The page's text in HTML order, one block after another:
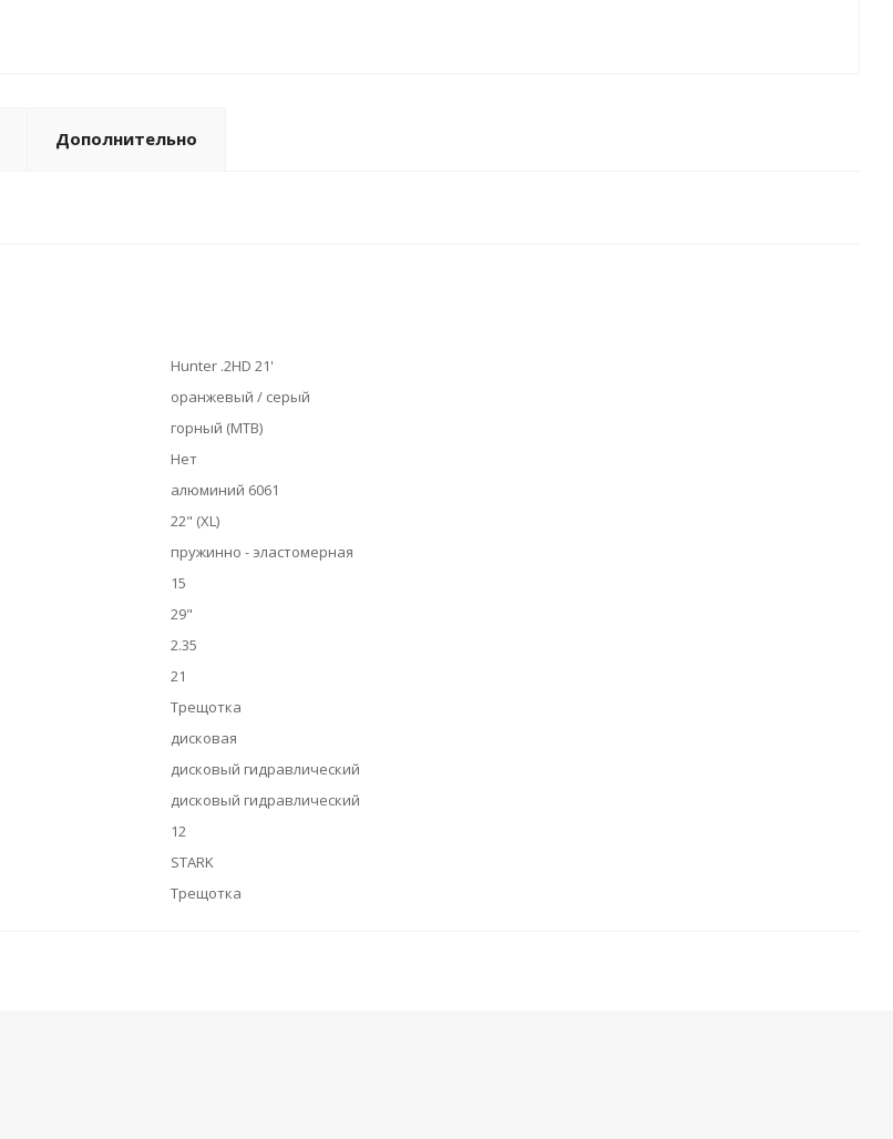
Дополнительно
Hunter .2HD 21'
оранжевый / серый
горный (MTB)
Нет
алюминий 6061
22" (XL)
пружинно - эластомерная
15
29"
2.35
21
Трещотка
дисковая
дисковый гидравлический
дисковый гидравлический
12
STARK
Трещотка